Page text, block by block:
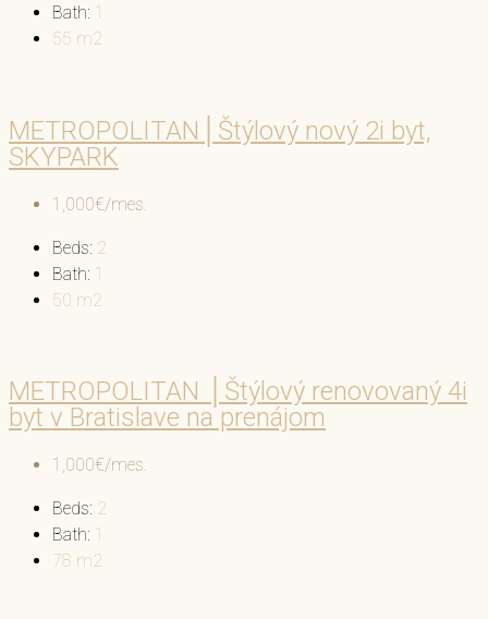
Bath: 1
55 m2
METROPOLITAN│Štýlový nový 2i byt,
SKYPARK
1,000€/mes.
Beds: 2
Bath: 1
50 m2
METROPOLITAN │Štýlový renovovaný 4i
byt v Bratislave na prenájom
1,000€/mes.
Beds: 2
Bath: 1
78 m2